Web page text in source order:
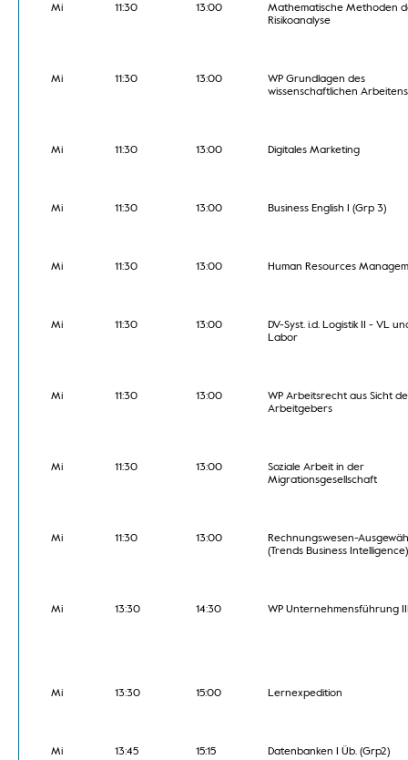
Mi 11:30 13:00
Mathematische Methoden
Risikoanalyse
Mi 11:30 13:00
WP Grundlagen des
wissenschaftlichen Arbeitens
Mi 11:30 13:00 Digitales Marketing
Mi 11:30 13:00 Business English I (Grp 3)
Mi 11:30 13:00 Human Resources
Mi 11:30 13:00
DV-Syst. i.d. Logistik II - VL
Labor
Mi 11:30 13:00
WP Arbeitsrecht aus Sicht
Arbeitgebers
Mi 11:30 13:00
Soziale Arbeit in der
Migrationsgesellschaft
Mi 11:30 13:00
Rechnungswesen-
(Trends Business Intelligence)
Mi 13:30 14:30 WP Unternehmensführung
Mi 13:30 15:00 Lernexpedition
Mi 13:45 15:15 Datenbanken I Üb. (Grp2)